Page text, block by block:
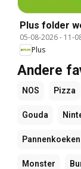
Plus folder
05-08-2026- 11-
Plus
Andere
NOS Pizza
Gouda
Pannenkoeken
Monster